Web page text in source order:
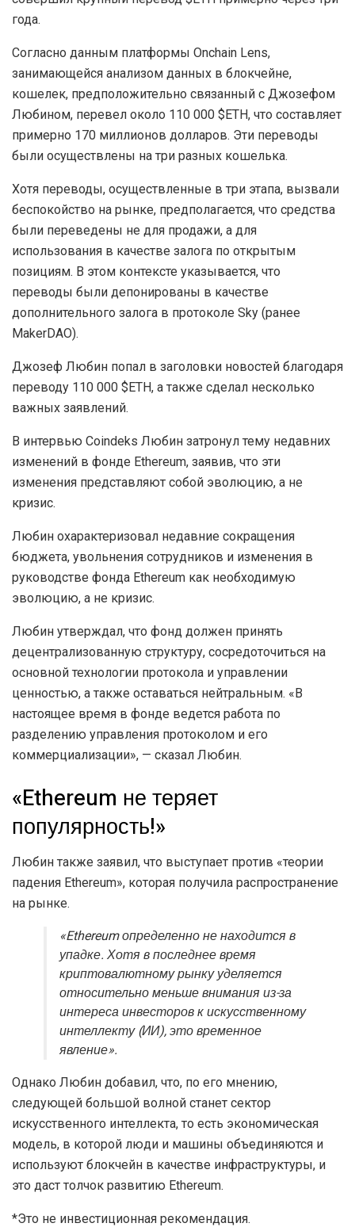
года.
Согласно данным платформы Onchain Lens,
занимающейся анализом данных в блокчейне,
кошелек, предположительно связанный с Джозефом
Любином, перевел около 110 000 $ETH, что составляет
примерно 170 миллионов долларов. Эти переводы
были осуществлены на три разных кошелька.
Хотя переводы, осуществленные в три этапа, вызвали
беспокойство на рынке, предполагается, что средства
были переведены не для продажи, а для
использования в качестве залога по открытым
позициям. В этом контексте указывается, что
переводы были депонированы в качестве
дополнительного залога в протоколе Sky (ранее
MakerDAO).
Джозеф Любин попал в заголовки новостей благодаря
переводу 110 000 $ETH, а также сделал несколько
важных заявлений.
В интервью Coindeks Любин затронул тему недавних
изменений в фонде Ethereum, заявив, что эти
изменения представляют собой эволюцию, а не
кризис.
Любин охарактеризовал недавние сокращения
бюджета, увольнения сотрудников и изменения в
руководстве фонда Ethereum как необходимую
эволюцию, а не кризис.
Любин утверждал, что фонд должен принять
децентрализованную структуру, сосредоточиться на
основной технологии протокола и управлении
ценностью, а также оставаться нейтральным. «В
настоящее время в фонде ведется работа по
разделению управления протоколом и его
коммерциализации», — сказал Любин.
«Ethereum не теряет
популярность!»
Любин также заявил, что выступает против «теории
падения Ethereum», которая получила распространение
на рынке.
«Ethereum определенно не находится в
упадке. Хотя в последнее время
криптовалютному рынку уделяется
относительно меньше внимания из-за
интереса инвесторов к искусственному
интеллекту (ИИ), это временное
явление».
Однако Любин добавил, что, по его мнению,
следующей большой волной станет сектор
искусственного интеллекта, то есть экономическая
модель, в которой люди и машины объединяются и
используют блокчейн в качестве инфраструктуры, и
это даст толчок развитию Ethereum.
*Это не инвестиционная рекомендация.